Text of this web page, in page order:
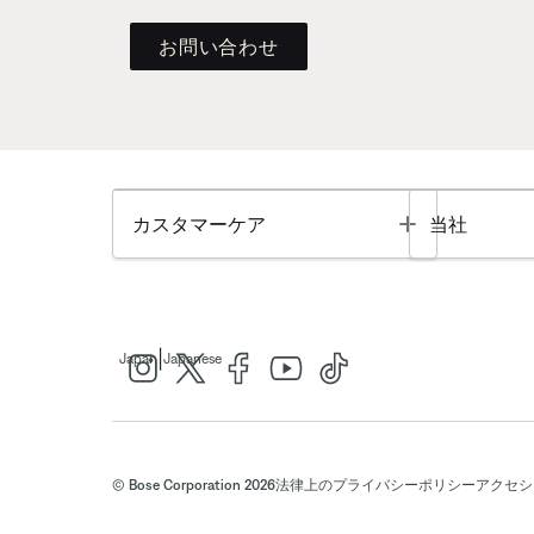
お問い合わせ
カスタマーケア Toggle
当社
Japan Japanese
© Bose Corporation 2026法律上のプライバシーポリシーアクセ